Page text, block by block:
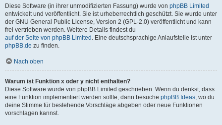
Diese Software (in ihrer unmodifizierten Fassung) wurde von phpBB Limited
entwickelt und veröffentlicht. Sie ist urheberrechtlich geschützt. Sie wurde unter
der GNU General Public License, Version 2 (GPL-2.0) veröffentlicht und kann
frei vertrieben werden. Weitere Details findest du
auf der Seite von phpBB Limited . Eine deutschsprachige Anlaufstelle ist unter
phpBB.de zu finden.
Nach oben
Warum ist Funktion x oder y nicht enthalten?
Diese Software wurde von phpBB Limited geschrieben. Wenn du denkst, dass
eine Funktion implementiert werden sollte, dann besuche phpBB Ideas, wo du
deine Stimme für bestehende Vorschläge abgeben oder neue Funktionen
vorschlagen kannst.